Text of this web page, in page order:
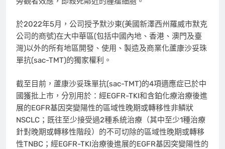
於2022年5月，公司授予默沙東(美國新澤西州羅威市默克
公司的商號)在大中華區(包括中國內地、香港、澳門及臺
灣)以外的所有地區開發、使用、製造及商業化蘆康沙妥珠
單抗(sac-TMT)的獨家權利。
截至目前，蘆康沙妥珠單抗(sac-TMT)的4項適應症已於中
國獲批上市，分別用於：經EGFR-TKI和含鉑化療治療後進
展的EGFR基因突變陽性的區域性晚期或轉移性非鱗狀
NSCLC；既往至少接受過2種系統治療（其中至少1種治療
針對晚期或轉移性階段）的不可切除的區域性晚期或轉移
性TNBC；經EGFR-TKI治療後進展的EGFR基因突變陽性的